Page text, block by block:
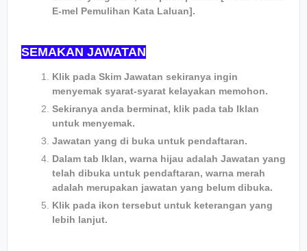
E-mel Pemulihan Kata Laluan].
SEMAKAN JAWATAN
Klik pada Skim Jawatan sekiranya ingin
menyemak syarat-syarat kelayakan memohon.
Sekiranya anda berminat, klik pada tab Iklan
untuk menyemak.
Jawatan yang di buka untuk pendaftaran.
Dalam tab Iklan, warna hijau adalah Jawatan yang
telah dibuka untuk pendaftaran, warna merah
adalah merupakan jawatan yang belum dibuka.
Klik pada ikon tersebut untuk keterangan yang
lebih lanjut.